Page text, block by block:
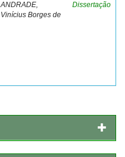
ANDRADE,
Vinícius Borges de
Dissertação